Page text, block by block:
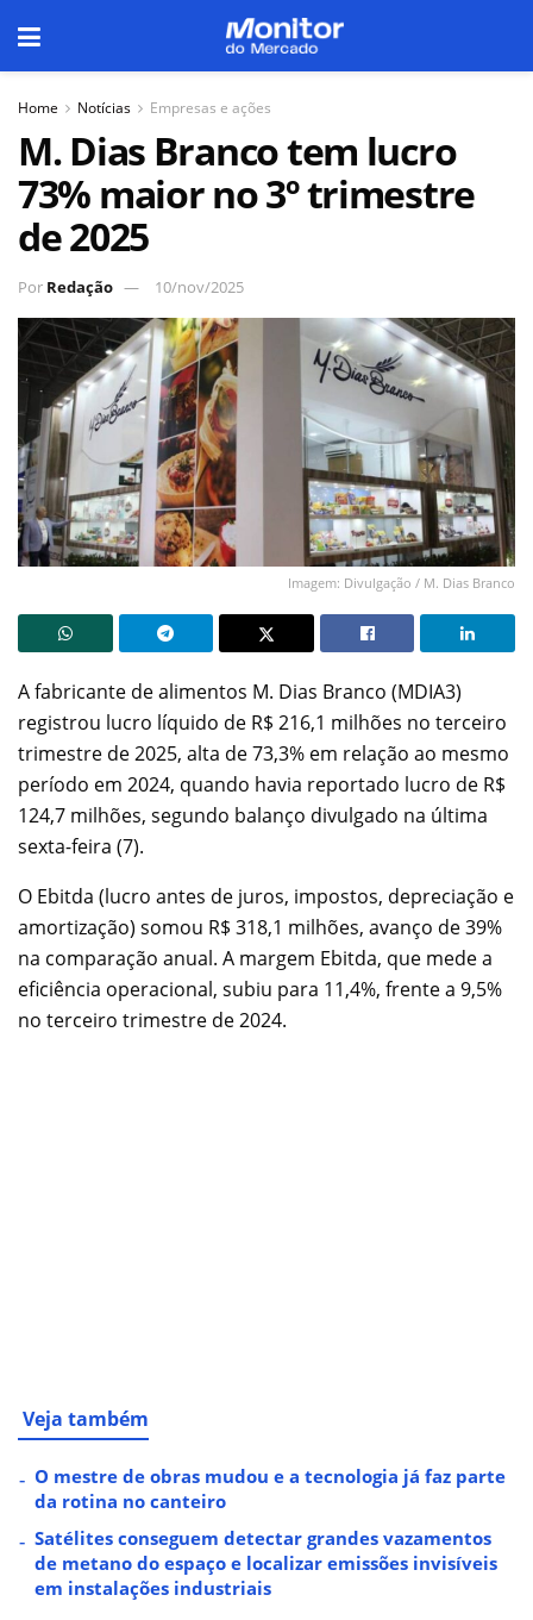
Home Notícias Empresas e ações
M. Dias Branco tem lucro
73% maior no 3º trimestre
de 2025
Por Redação 10/nov/2025
Imagem: Divulgação / M. Dias Branco
A fabricante de alimentos M. Dias Branco (MDIA3)
registrou lucro líquido de R$ 216,1 milhões no terceiro
trimestre de 2025, alta de 73,3% em relação ao mesmo
período em 2024, quando havia reportado lucro de R$
124,7 milhões, segundo balanço divulgado na última
sexta-feira (7).
O Ebitda (lucro antes de juros, impostos, depreciação e
amortização) somou R$ 318,1 milhões, avanço de 39%
na comparação anual. A margem Ebitda, que mede a
eficiência operacional, subiu para 11,4%, frente a 9,5%
no terceiro trimestre de 2024.
Veja também
O mestre de obras mudou e a tecnologia já faz parte
da rotina no canteiro
Satélites conseguem detectar grandes vazamentos
de metano do espaço e localizar emissões invisíveis
em instalações industriais